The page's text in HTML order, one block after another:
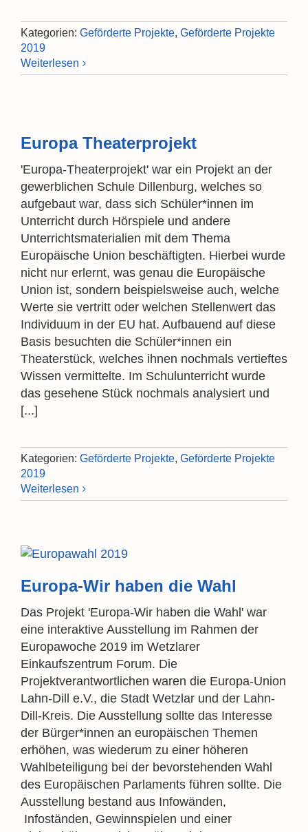
Kategorien: Geförderte Projekte, Geförderte Projekte
2019
Weiterlesen
Europa Theaterprojekt
'Europa-Theaterprojekt' war ein Projekt an der
gewerblichen Schule Dillenburg, welches so
aufgebaut war, dass sich Schüler*innen im
Unterricht durch Hörspiele und andere
Unterrichtsmaterialien mit dem Thema
Europäische Union beschäftigten. Hierbei wurde
nicht nur erlernt, was genau die Europäische
Union ist, sondern beispielsweise auch, welche
Werte sie vertritt oder welchen Stellenwert das
Individuum in der EU hat. Aufbauend auf diese
Basis besuchten die Schüler*innen ein
Theaterstück, welches ihnen nochmals vertieftes
Wissen vermittelte. Im Schulunterricht wurde
das gesehene Stück nochmals analysiert und
[...]
Kategorien: Geförderte Projekte, Geförderte Projekte
2019
Weiterlesen
Europa-Wir haben die Wahl
Das Projekt 'Europa-Wir haben die Wahl' war
eine interaktive Ausstellung im Rahmen der
Europawoche 2019 im Wetzlarer
Einkaufszentrum Forum. Die
Projektverantwortlichen waren die Europa-Union
Lahn-Dill e.V., die Stadt Wetzlar und der Lahn-
Dill-Kreis. Die Ausstellung sollte das Interesse
der Bürger*innen an europäischen Themen
erhöhen, was wiederum zu einer höheren
Wahlbeteiligung bei der bevorstehenden Wahl
des Europäischen Parlaments führen sollte. Die
Ausstellung bestand aus Infowänden,
Infoständen, Gewinnspielen und einer